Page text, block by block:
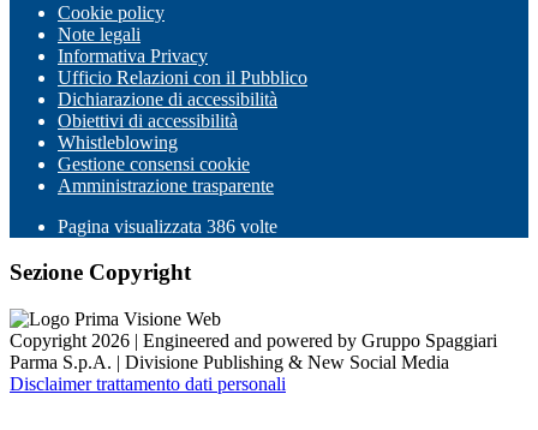
Cookie policy
Note legali
Informativa Privacy
Ufficio Relazioni con il Pubblico
Dichiarazione di accessibilità
Obiettivi di accessibilità
Whistleblowing
Gestione consensi cookie
Amministrazione trasparente
Pagina visualizzata 386 volte
Sezione Copyright
Copyright 2026 | Engineered and powered by Gruppo Spaggiari
Parma S.p.A. | Divisione Publishing & New Social Media
Disclaimer trattamento dati personali